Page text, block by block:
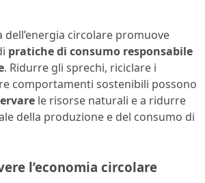
dell’energia circolare promuove
pratiche di consumo responsabile
. Ridurre gli sprechi, riciclare i
comportamenti sostenibili possono
le risorse naturali e a ridurre
della produzione e del consumo di
l’economia circolare